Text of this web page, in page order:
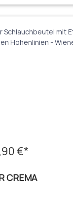
€*
CREMA